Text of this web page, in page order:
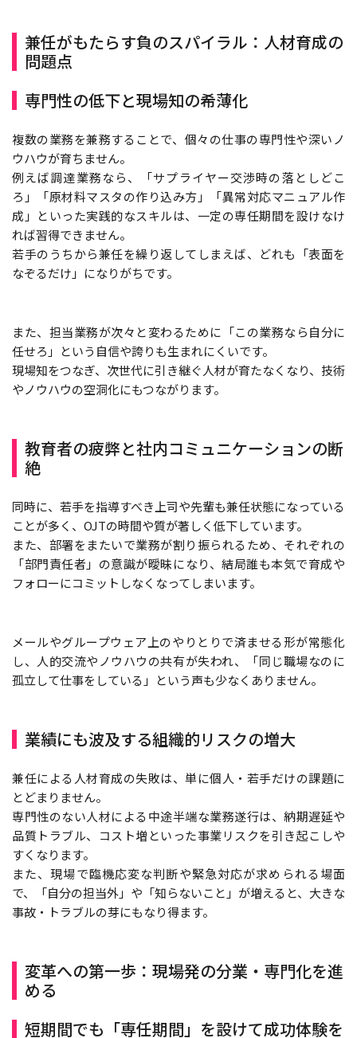
兼任がもたらす負のスパイラル：人材育成の
問題点
専門性の低下と現場知の希薄化
複数の業務を兼務することで、個々の仕事の専門性や深いノ
ウハウが育ちません。
例えば調達業務なら、「サプライヤー交渉時の落としどこ
ろ」「原材料マスタの作り込み方」「異常対応マニュアル作
成」といった実践的なスキルは、一定の専任期間を設けなけ
れば習得できません。
若手のうちから兼任を繰り返してしまえば、どれも「表面を
なぞるだけ」になりがちです。
また、担当業務が次々と変わるために「この業務なら自分に
任せろ」という自信や誇りも生まれにくいです。
現場知をつなぎ、次世代に引き継ぐ人材が育たなくなり、技術
やノウハウの空洞化にもつながります。
教育者の疲弊と社内コミュニケーションの断
絶
同時に、若手を指導すべき上司や先輩も兼任状態になっている
ことが多く、OJTの時間や質が著しく低下しています。
また、部署をまたいで業務が割り振られるため、それぞれの
「部門責任者」の意識が曖昧になり、結局誰も本気で育成や
フォローにコミットしなくなってしまいます。
メールやグループウェア上のやりとりで済ませる形が常態化
し、人的交流やノウハウの共有が失われ、「同じ職場なのに
孤立して仕事をしている」という声も少なくありません。
業績にも波及する組織的リスクの増大
兼任による人材育成の失敗は、単に個人・若手だけの課題に
とどまりません。
専門性のない人材による中途半端な業務遂行は、納期遅延や
品質トラブル、コスト増といった事業リスクを引き起こしや
すくなります。
また、現場で臨機応変な判断や緊急対応が求められる場面
で、「自分の担当外」や「知らないこと」が増えると、大きな
事故・トラブルの芽にもなり得ます。
変革への第一歩：現場発の分業・専門化を進
める
短期間でも「専任期間」を設けて成功体験を